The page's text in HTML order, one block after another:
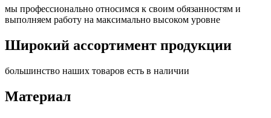
мы профессионально относимся к своим обязанностям и
выполняем работу на максимально высоком уровне
Широкий ассортимент продукции
большинство наших товаров есть в наличии
Материал